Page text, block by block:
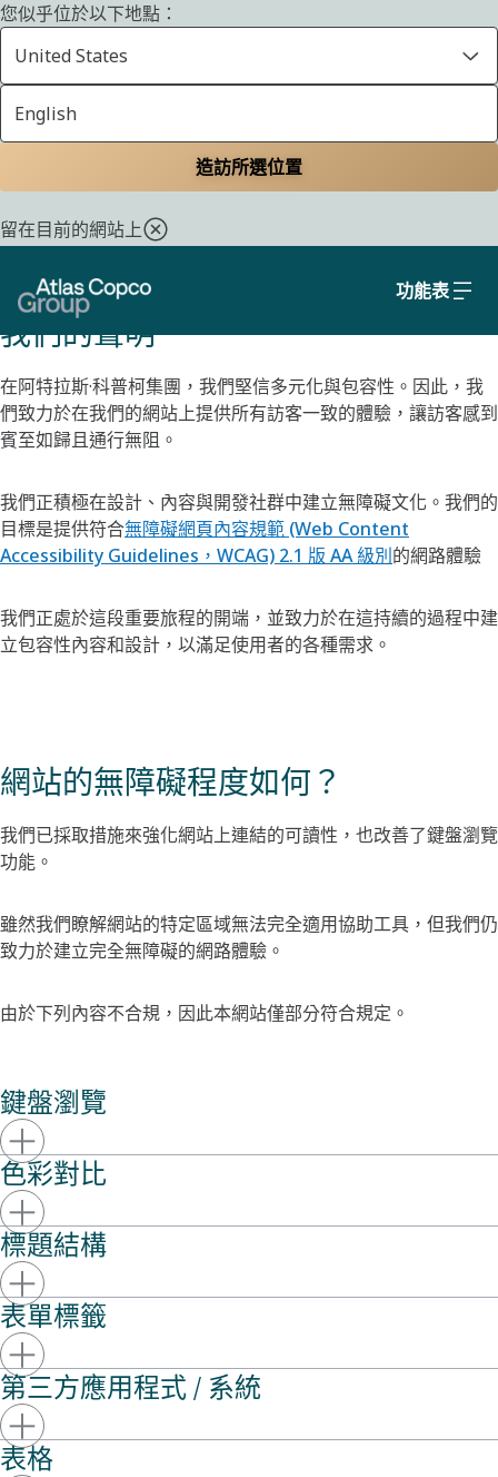
您似乎位於以下地點：
United States
English
造訪所選位置
留在目前的網站上
功能表
協助工具
阿特拉斯·科普柯集團對於協助工具與建立更具包容
性的網路體驗聲明
我們的聲明
在阿特拉斯·科普柯集團，我們堅信多元化與包容性。因此，我
們致力於在我們的網站上提供所有訪客一致的體驗，讓訪客感到
賓至如歸且通行無阻。
我們正積極在設計、內容與開發社群中建立無障礙文化。我們的
目標是提供符合無障礙網頁內容規範 (Web Content
Accessibility Guidelines，WCAG) 2.1 版 AA 級別的網路體驗
我們正處於這段重要旅程的開端，並致力於在這持續的過程中建
立包容性內容和設計，以滿足使用者的各種需求。
網站的無障礙程度如何？
我們已採取措施來強化網站上連結的可讀性，也改善了鍵盤瀏覽
功能。
雖然我們瞭解網站的特定區域無法完全適用協助工具，但我們仍
致力於建立完全無障礙的網路體驗。
由於下列內容不合規，因此本網站僅部分符合規定。
鍵盤瀏覽
色彩對比
標題結構
表單標籤
第三方應用程式 / 系統
表格